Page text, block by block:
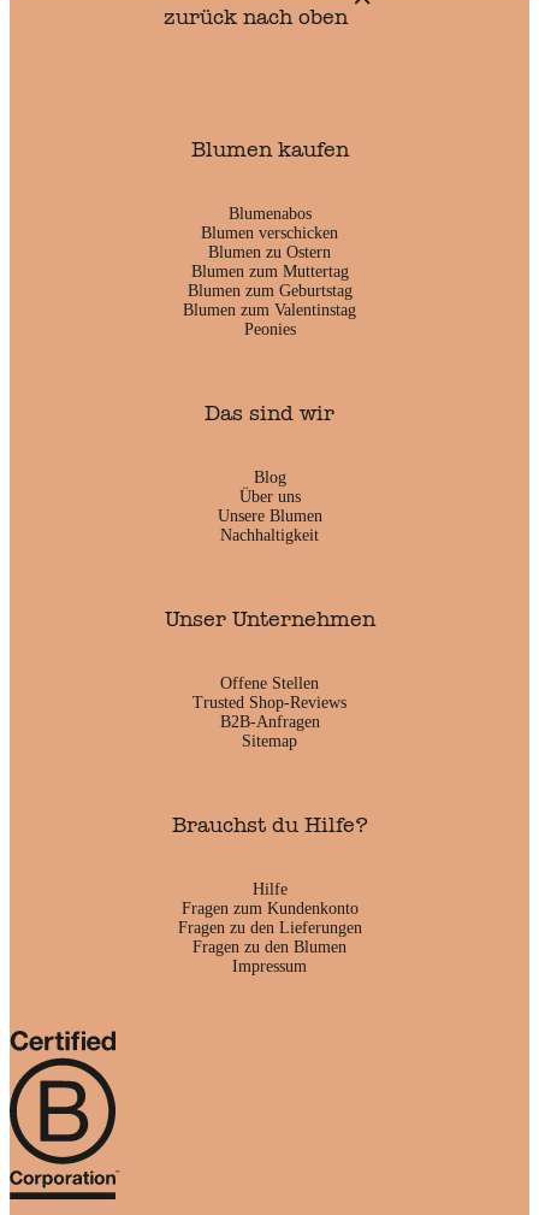
zurück nach oben
Blumen kaufen
Blumenabos
Blumen verschicken
Blumen zu Ostern
Blumen zum Muttertag
Blumen zum Geburtstag
Blumen zum Valentinstag
Peonies
Das sind wir
Blog
Über uns
Unsere Blumen
Nachhaltigkeit
Unser Unternehmen
Offene Stellen
Trusted Shop-Reviews
B2B-Anfragen
Sitemap
Brauchst du Hilfe?
Hilfe
Fragen zum Kundenkonto
Fragen zu den Lieferungen
Fragen zu den Blumen
Impressum